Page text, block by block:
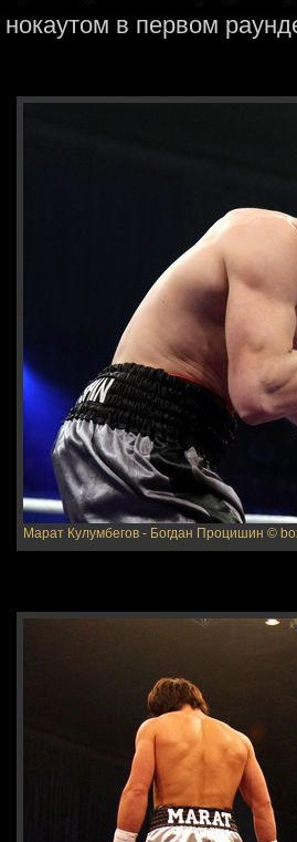
нокаутом в первом
Марат Кулумбегов - Богдан Процишин ©